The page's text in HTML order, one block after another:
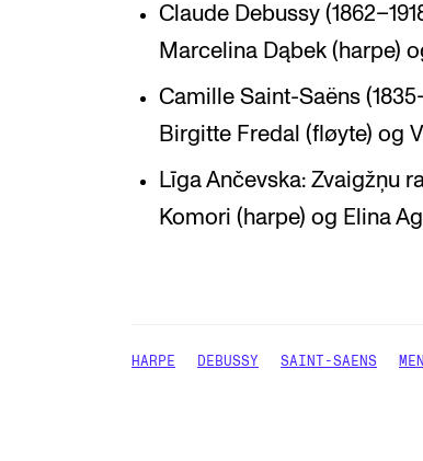
Claude Debussy
Marcelina Dąbek (harpe)
Camille Saint-Saëns
Birgitte Fredal (fløyte) og
Līga Ančevska: Zvaigžņu
Komori (harpe) og Elina
HARPE DEBUSSY SAINT-SAENS